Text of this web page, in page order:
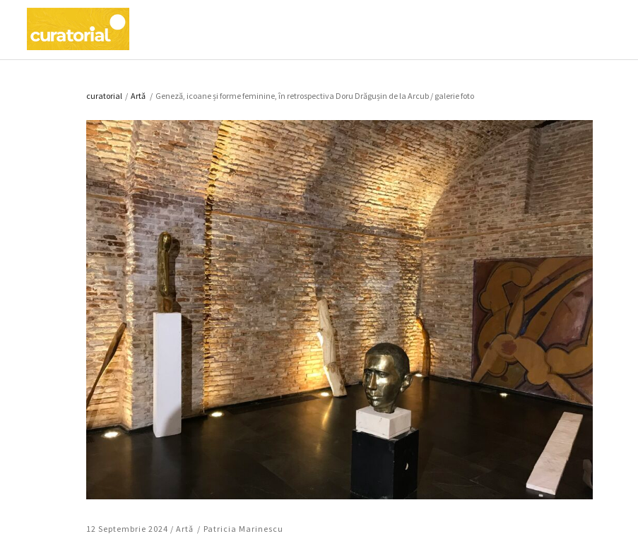
curatorial / Artǎ / Geneză, icoane și forme feminine, în retrospectiva Doru Drăgușin de la Arcub / galerie foto
12 Septembrie 2024 / Artǎ Patricia Marinescu